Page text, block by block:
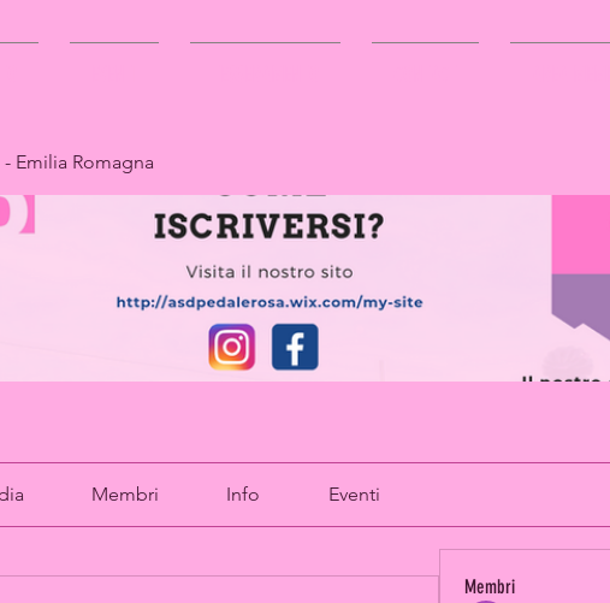
Emilia Romagna
Membri Info Eventi
Membri